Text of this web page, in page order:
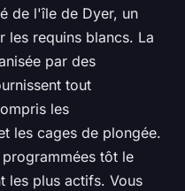
de l'île de Dyer, un
les requins blancs. La
par des
tout
les
les cages de plongée.
tôt le
les plus actifs. Vous